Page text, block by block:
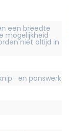
een breedte
mogelijkheid
niet altijd in
en ponswerk